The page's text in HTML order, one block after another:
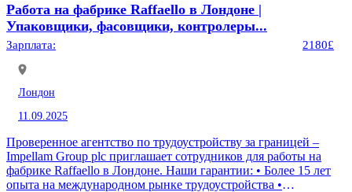
Работа на фабрике Raffaello в Лондоне |
Упаковщики, фасовщики, контролеры...
Зарплата: 2180£
Лондон
11.09.2025
Проверенное агентство по трудоустройству за границей –
Impellam Group plc приглашает сотрудников для работы на
фабрике Raffaello в Лондоне. Наши гарантии: • Более 15 лет
опыта на международном рынке трудоустройства •